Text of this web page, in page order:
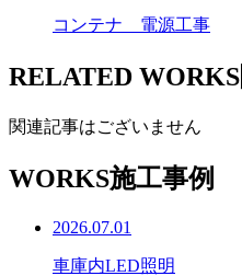
コンテナ 電源工事
RELATED WORKS
関連記事はございません
WORKS施工事例
2026.07.01
車庫内LED照明